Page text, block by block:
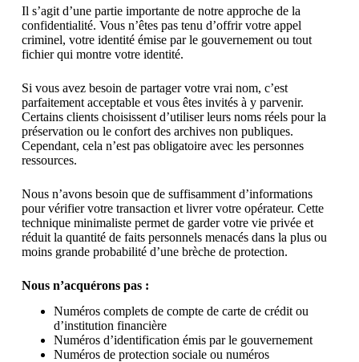
Il s’agit d’une partie importante de notre approche de la
confidentialité. Vous n’êtes pas tenu d’offrir votre appel
criminel, votre identité émise par le gouvernement ou tout
fichier qui montre votre identité.
Si vous avez besoin de partager votre vrai nom, c’est
parfaitement acceptable et vous êtes invités à y parvenir.
Certains clients choisissent d’utiliser leurs noms réels pour la
préservation ou le confort des archives non publiques.
Cependant, cela n’est pas obligatoire avec les personnes
ressources.
Nous n’avons besoin que de suffisamment d’informations
pour vérifier votre transaction et livrer votre opérateur. Cette
technique minimaliste permet de garder votre vie privée et
réduit la quantité de faits personnels menacés dans la plus ou
moins grande probabilité d’une brèche de protection.
Nous n’acquérons pas :
Numéros complets de compte de carte de crédit ou
d’institution financière
Numéros d’identification émis par le gouvernement
Numéros de protection sociale ou numéros